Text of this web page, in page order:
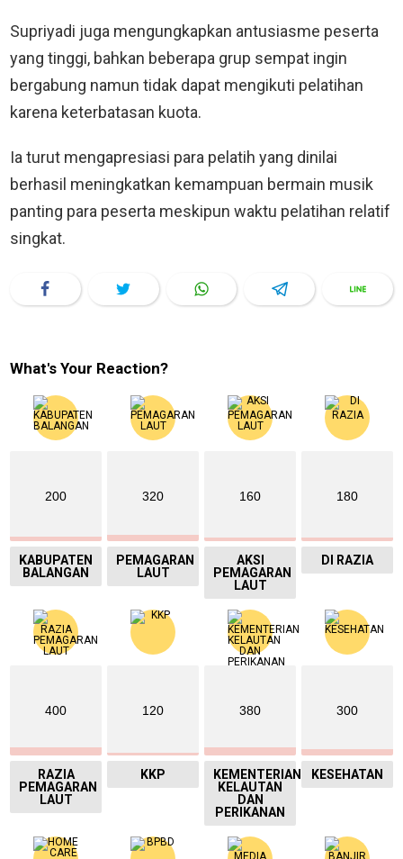
Supriyadi juga mengungkapkan antusiasme peserta
yang tinggi, bahkan beberapa grup sempat ingin
bergabung namun tidak dapat mengikuti pelatihan
karena keterbatasan kuota.
Ia turut mengapresiasi para pelatih yang dinilai
berhasil meningkatkan kemampuan bermain musik
panting para peserta meskipun waktu pelatihan relatif
singkat.
What's Your Reaction?
200
KABUPATEN
BALANGAN
320
PEMAGARAN
LAUT
160
AKSI
PEMAGARAN
LAUT
180
DI RAZIA
400
RAZIA
PEMAGARAN
LAUT
120
KKP
380
KEMENTERIAN
KELAUTAN
DAN
PERIKANAN
300
KESEHATAN